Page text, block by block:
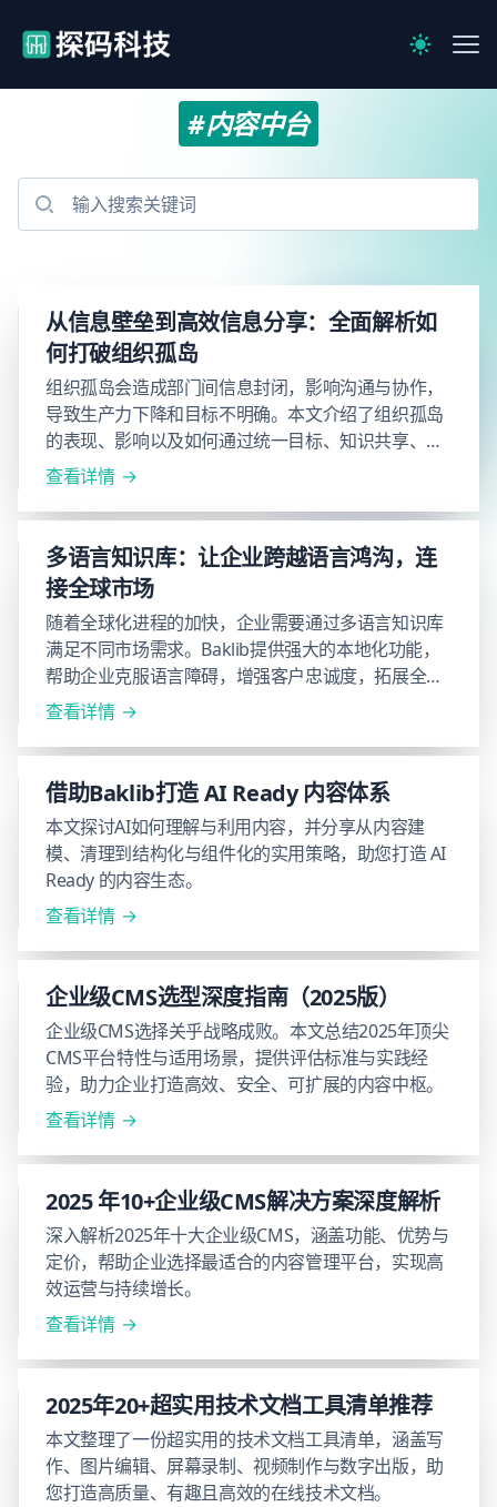
【官网】探码科技
Switch
#内容中台
从信息壁垒到高效信息分享：全面解析如
何打破组织孤岛
组织孤岛会造成部门间信息封闭，影响沟通与协作，
导致生产力下降和目标不明确。本文介绍了组织孤岛
的表现、影响以及如何通过统一目标、知识共享、工
作流程管理等策略打破孤岛，提高公司整体效率与增
信息流动，推动跨部门合作。
查看详情
多语言知识库：让企业跨越语言鸿沟，连
接全球市场
随着全球化进程的加快，企业需要通过多语言知识库
满足不同市场需求。Baklib提供强大的本地化功能，
帮助企业克服语言障碍，增强客户忠诚度，拓展全球
影响力。
查看详情
借助Baklib打造 AI Ready 内容体系
本文探讨AI如何理解与利用内容，并分享从内容建
模、清理到结构化与组件化的实用策略，助您打造 AI
Ready 的内容生态。
查看详情
企业级CMS选型深度指南（2025版）
企业级CMS选择关乎战略成败。本文总结2025年顶尖
CMS平台特性与适用场景，提供评估标准与实践经
验，助力企业打造高效、安全、可扩展的内容中枢。
查看详情
2025 年10+企业级CMS解决方案深度解析
深入解析2025年十大企业级CMS，涵盖功能、优势与
定价，帮助企业选择最适合的内容管理平台，实现高
效运营与持续增长。
查看详情
2025年20+超实用技术文档工具清单推荐
本文整理了一份超实用的技术文档工具清单，涵盖写
作、图片编辑、屏幕录制、视频制作与数字出版，助
您打造高质量、有趣且高效的在线技术文档。